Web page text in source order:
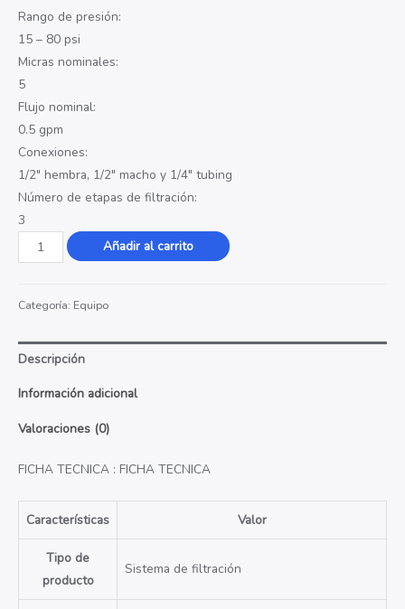
Rango de presión:
15 – 80 psi
Micras nominales:
5
Flujo nominal:
0.5 gpm
Conexiones:
1/2″ hembra, 1/2″ macho y 1/4″ tubing
Número de etapas de filtración:
3
Sistema
de
básica
cantidad
Añadir al carrito
Categoría: Equipo
Descripción
Información adicional
Valoraciones (0)
FICHA TECNICA : FICHA TECNICA
Características Valor
Tipo de
producto
Sistema de filtración